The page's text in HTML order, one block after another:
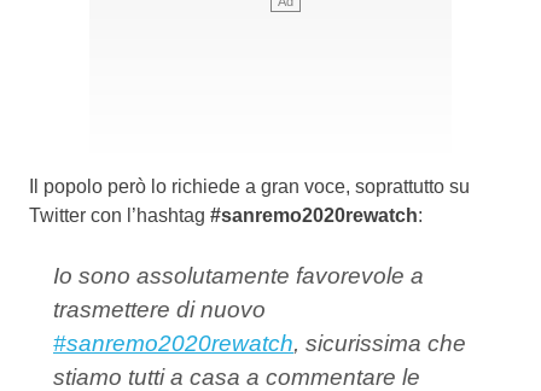
Il popolo però lo richiede a gran voce, soprattutto su
Twitter con l’hashtag #sanremo2020rewatch:
Io sono assolutamente favorevole a
trasmettere di nuovo
#sanremo2020rewatch, sicurissima che
stiamo tutti a casa a commentare le